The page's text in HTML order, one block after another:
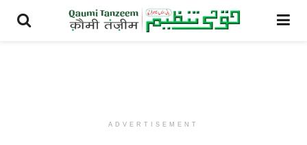
ADVERTISEMENT